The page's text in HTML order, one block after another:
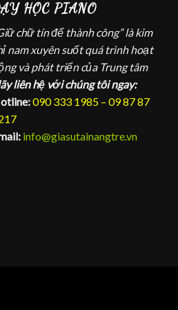
HỌC PIANO
chữ tín để thành công” là kim
nam xuyên suốt quá trình hoạt
và phát triển của Trung tâm
liên hệ với chúng tôi ngay:
090 333 1985 – 09 87 87
info@giasutainangtre.vn